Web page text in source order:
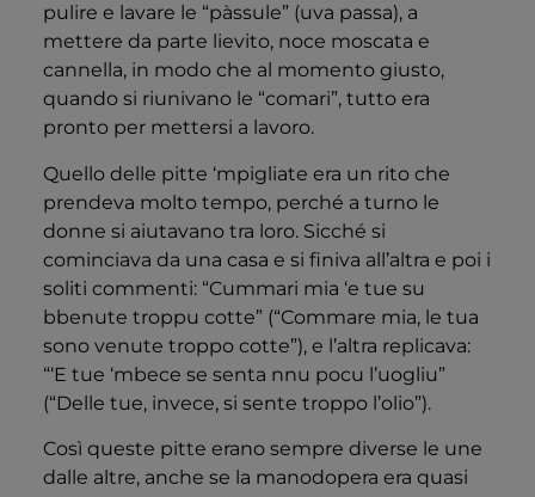
pulire e lavare le “pàssule” (uva passa), a
mettere da parte lievito, noce moscata e
cannella, in modo che al momento giusto,
quando si riunivano le “comari”, tutto era
pronto per mettersi a lavoro.
Quello delle pitte ‘mpigliate era un rito che
prendeva molto tempo, perché a turno le
donne si aiutavano tra loro. Sicché si
cominciava da una casa e si finiva all’altra e poi i
soliti commenti: “Cummari mia ‘e tue su
bbenute troppu cotte” (“Commare mia, le tua
sono venute troppo cotte”), e l’altra replicava:
“‘E tue ‘mbece se senta nnu pocu l’uogliu”
(“Delle tue, invece, si sente troppo l’olio”).
Così queste pitte erano sempre diverse le une
dalle altre, anche se la manodopera era quasi